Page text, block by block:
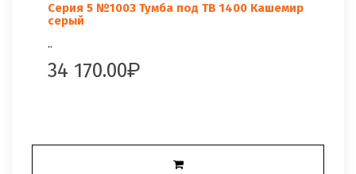
Серия 5 №1003 Тумба под ТВ 1400 Кашемир
серый
..
34 170.00